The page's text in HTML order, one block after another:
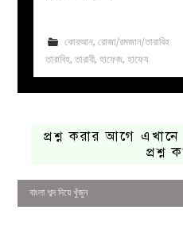
কোরআন, রোজা/রমজান/তারাবিহ
তারাবিহ,তারাবী,হাফেজ,হাফেয
প্রশ্ন করার আগে এখানে
প্রশ্ন